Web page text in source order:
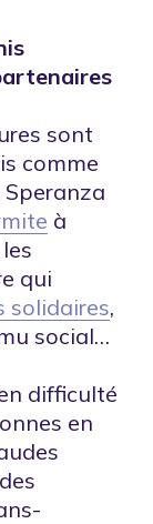
sont
comme
à
qui
solidaires,
social…
difficulté
en